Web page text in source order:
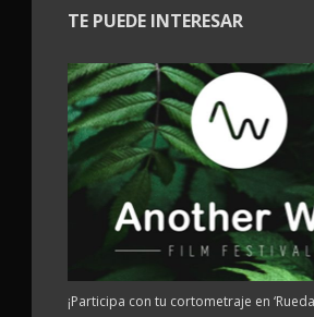
TE PUEDE INTERESAR
¡Participa con tu cortometraje en